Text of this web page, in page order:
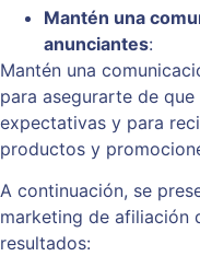
Mantén una
anunciantes:
Mantén una
para asegurarte de
expectativas y para
productos y
A continuación, se
marketing de afiliación
resultados: